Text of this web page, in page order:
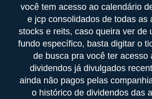
você tem acesso ao calendário
e jcp consolidados de todas as
stocks e reits, caso queira ver de
fundo específico, basta digitar o
de busca pra você ter acesso
dividendos já divulgados
ainda não pagos pelas
o histórico de dividendos das